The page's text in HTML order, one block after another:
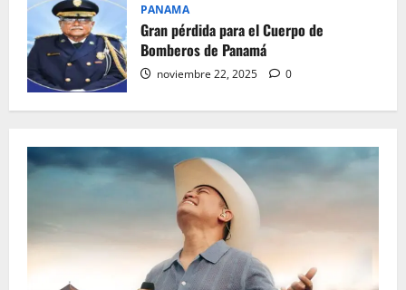
PANAMA
Gran pérdida para el Cuerpo de
Bomberos de Panamá
noviembre 22, 2025 0